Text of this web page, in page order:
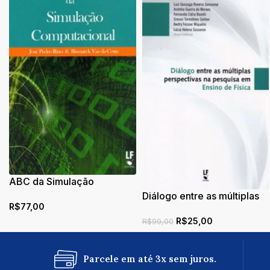
ABC da Simulação
R$77,00
Diálogo entre as múltiplas
em Ensino de Física
R$99,00 R$25,00
Parcele em até 3x sem juros.